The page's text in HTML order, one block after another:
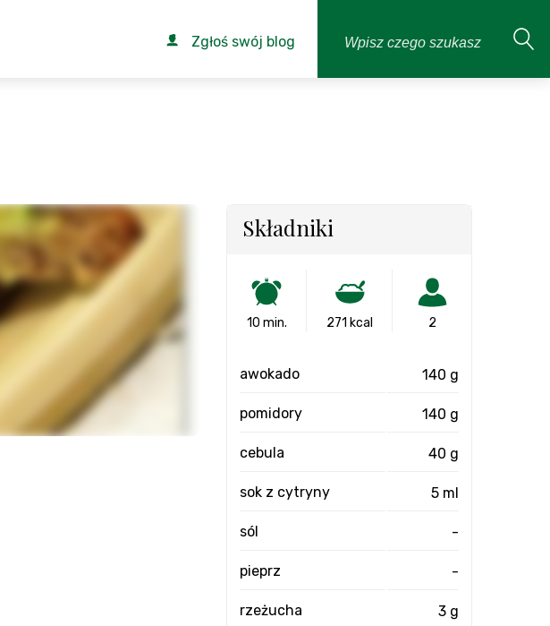
Zgłoś swój blog
Składniki
10 min. 271 kcal 2
awokado 140 g
pomidory 140 g
cebula 40 g
sok z cytryny 5 ml
sól -
pieprz -
rzeżucha 3 g